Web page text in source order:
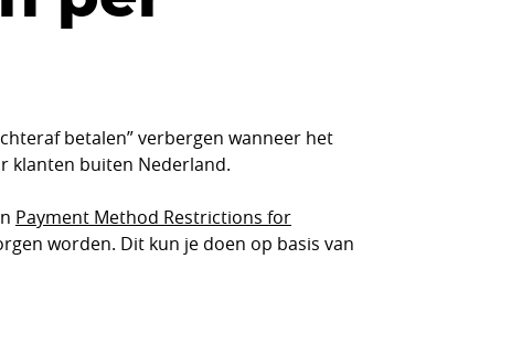
betalen” verbergen wanneer het
klanten buiten Nederland.
Payment Method Restrictions for
worden. Dit kun je doen op basis van